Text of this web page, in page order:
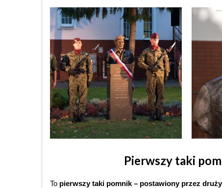
Pierwszy taki
To pierwszy taki pomnik – postawiony przez